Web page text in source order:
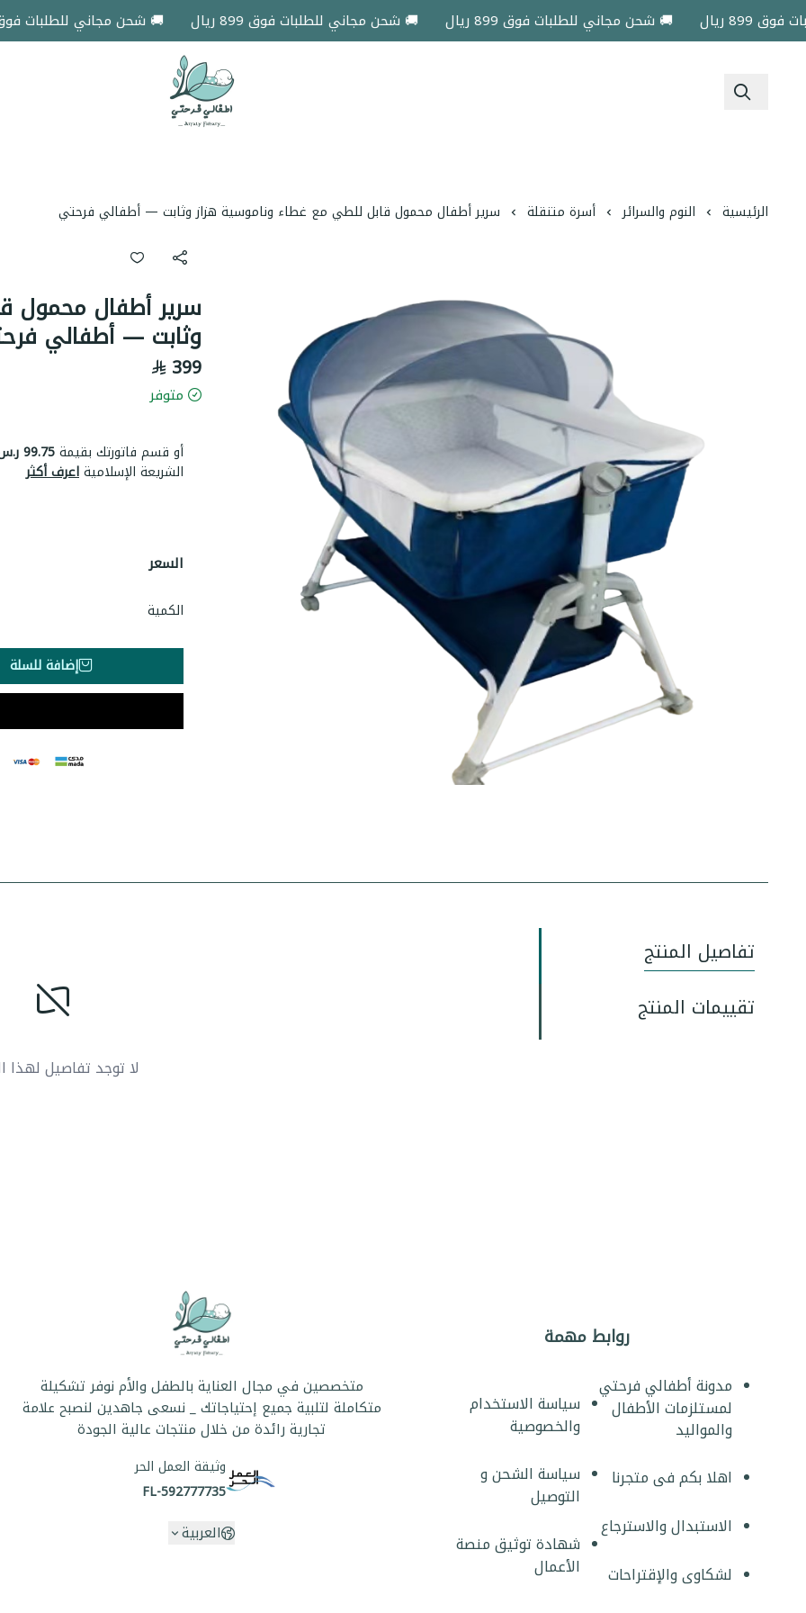
ريال 🚚 شحن مجاني للطلبات فوق 899 ريال 🚚 شحن مجاني للطلبات فوق 899 ريال 🚚 شحن مجاني للطلبات فوق 899 ريال
اطفالي فرحتي
الرئيسية النوم والسرائر أسرة متنقلة سرير أطفال محمول قابل للطي مع غطاء وناموسية هزاز وثابت — أطفالي فرحتي
سرير أطفال محمول
وثابت — أطفالي
399
متوفر
أو قسم فاتورتك بقيمة99.75 ر.س
الشريعة الإسلاميةاعرف أكثر
السعر
الكمية
إضافة للسلة
تفاصيل المنتج
تقييمات المنتج
لا توجد تفاصيل لهذا
روابط مهمة
مدونة أطفالي فرحتي
لمستلزمات الأطفال
والمواليد
اهلا بكم فى متجرنا
الاستبدال والاسترجاع
لشكاوى والإقتراحات
سياسة الاستخدام
والخصوصية
سياسة الشحن و
التوصيل
شهادة توثيق منصة
الأعمال
متخصصين في مجال العناية بالطفل والأم نوفر تشكيلة
متكاملة لتلبية جميع إحتياجاتك _ نسعى جاهدين لنصبح علامة
تجارية رائدة من خلال منتجات عالية الجودة
وثيقة العمل الحر
FL-592777735
العربية